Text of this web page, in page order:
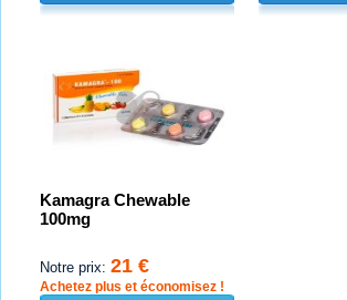
Kamagra Chewable
100mg
Notre prix: 21 €
Achetez plus et économisez !